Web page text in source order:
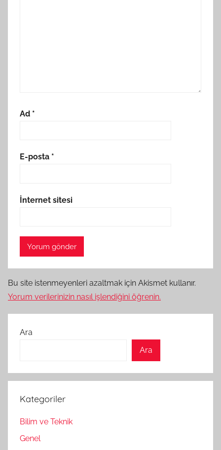
Ad *
E-posta *
İnternet sitesi
Bu site istenmeyenleri azaltmak için Akismet kullanır.
Yorum verilerinizin nasıl işlendiğini öğrenin.
Ara
Ara
Kategoriler
Bilim ve Teknik
Genel